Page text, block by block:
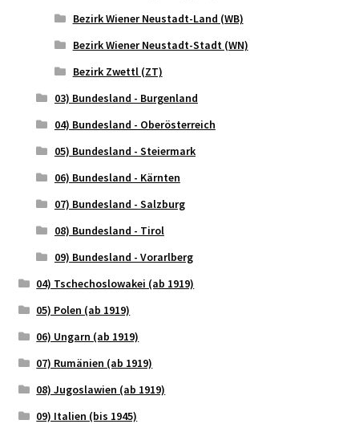
Bezirk Wiener Neustadt-Land (WB)
Bezirk Wiener Neustadt-Stadt (WN)
Bezirk Zwettl (ZT)
03) Bundesland - Burgenland
04) Bundesland - Oberösterreich
05) Bundesland - Steiermark
06) Bundesland - Kärnten
07) Bundesland - Salzburg
08) Bundesland - Tirol
09) Bundesland - Vorarlberg
04) Tschechoslowakei (ab 1919)
05) Polen (ab 1919)
06) Ungarn (ab 1919)
07) Rumänien (ab 1919)
08) Jugoslawien (ab 1919)
09) Italien (bis 1945)